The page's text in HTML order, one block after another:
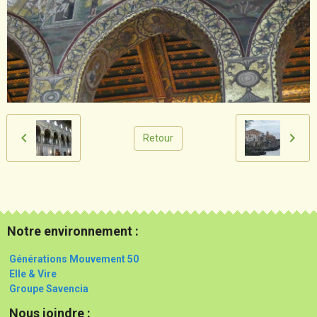
Retour
Notre environnement :
Générations Mouvement 50
Elle & Vire
Groupe Savencia
Nous joindre :